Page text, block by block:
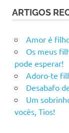
ARTIGOS
Amor é
Os meus
pode esperar!
Adoro-te
Desabafo
Um
vocês, Tios!